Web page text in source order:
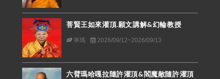
菩賢王如來灌頂.願文講解&幻輪教授
寧瑪 2026/09/12~2026/09/13
六臂瑪哈嘎拉隨許灌頂&閻魔敵隨許灌頂